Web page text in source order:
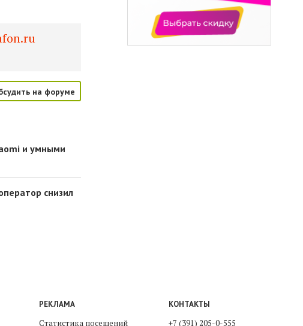
на форуме
и умными
снизил
РЕКЛАМА
Статистика посещений
КОНТАКТЫ
+7 (391) 205-0-555